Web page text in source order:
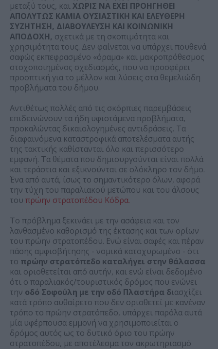
μεταξύ τους, καιΧΩΡΙΣ ΝΑ ΕΧΕΙ ΠΡΟΗΓΗΘΕΙ
ΑΠΟΛΥΤΩΣ ΚΑΜΙΑ ΟΥΣΙΑΣΤΙΚΗ ΚΑΙ ΕΛΕΥΘΕΡΗ
ΣΥΖΗΤΗΣΗ, ΔΙΑΒΟΥΛΕΥΣΗ ΚΑΙ ΚΟΙΝΩΝΙΚΗ
ΑΠΟΔΟΧΗ, σχετικά με τη σκοπιμότητα και
χρησιμότητα τους. Δεν φαίνεται να υπάρχει πουθενά
σαφώς εκπεφρασμένο «όραμα» και μακροπρόθεσμος
στοχοποιημένος σχεδιασμός, που να προσφέρει
προοπτική για το μέλλον και λύσεις στα θεμελιώδη
προβλήματα του δήμου.
Αντιθέτως πολλές από τις σκόρπιες παρεμβάσεις
επιδεινώνουν τα ήδη υφιστάμενα προβλήματα,
προκαλώντας δικαιολογημένες αντιδράσεις. Τα
διαφαινόμενα καταστροφικά αποτελέσματα αυτής
της τακτικής καθίστανται όλο και περισσότερο
εμφανή. Τα θέματα που δημιουργούνται είναι πολλά
και τεράστια και εξικνούνται σε ολόκληρο τον δήμο.
Ένα από αυτά, ίσως το σημαντικότερο όλων, αφορά
την τύχη του παραλιακού μετώπου και του άλσους
του πρώην στρατοπέδου Κόδρα.
Το πρόβλημα ξεκινάει με την ασάφεια και τον
λανθασμένο καθορισμό της έκτασης και των ορίων
του πρώην στρατοπέδου. Ενώ είναι σαφές και πέραν
πάσης αμφισβήτησης - νομικά κατοχυρωμένο - ότι
το πρώην στρατόπεδο καταλήγει στην θάλασσα
και οριοθετείται από αυτήν, και ενώ είναι δεδομένο
ότι ο παραλιακός/τουριστικός δρόμος που ενώνει
την οδό Σοφούλη με την οδό Πλαστήρα διασχίζει
κατά τρόπο αυθαίρετο που δεν οριοθετεί με κανέναν
τρόπο το πρώην στρατόπεδο, υπάρχει παρόλα αυτά
μία υφέρπουσα εμμονή να χρησιμοποιείται ο
δρόμος αυτός ως το δυτικό όριο του πρώην
στρατοπέδου, με αποτέλεσμα τον ακρωτηριασμό